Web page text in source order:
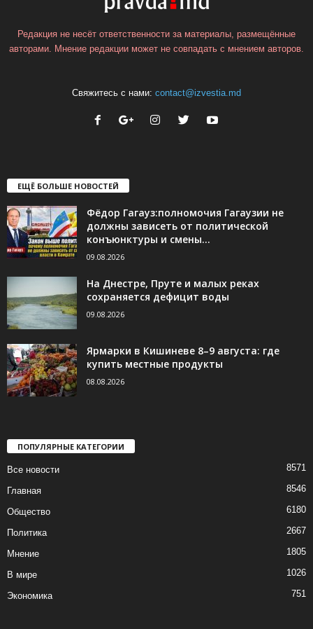
Редакция не несёт ответственности за материалы, размещённые
авторами. Мнение редакции может не совпадать с мнением авторов.
Свяжитесь с нами: contact@izvestia.md
ЕЩЁ БОЛЬШЕ НОВОСТЕЙ
Фёдор Гагауз:полномочия Гагаузии не
должны зависеть от политической
конъюнктуры и смены...
09.08.2026
На Днестре, Пруте и малых реках
сохраняется дефицит воды
09.08.2026
Ярмарки в Кишиневе 8–9 августа: где
купить местные продукты
08.08.2026
ПОПУЛЯРНЫЕ КАТЕГОРИИ
Все новости 8571
Главная 8546
Общество 6180
Политика 2667
Мнение 1805
В мире 1026
Экономика 751